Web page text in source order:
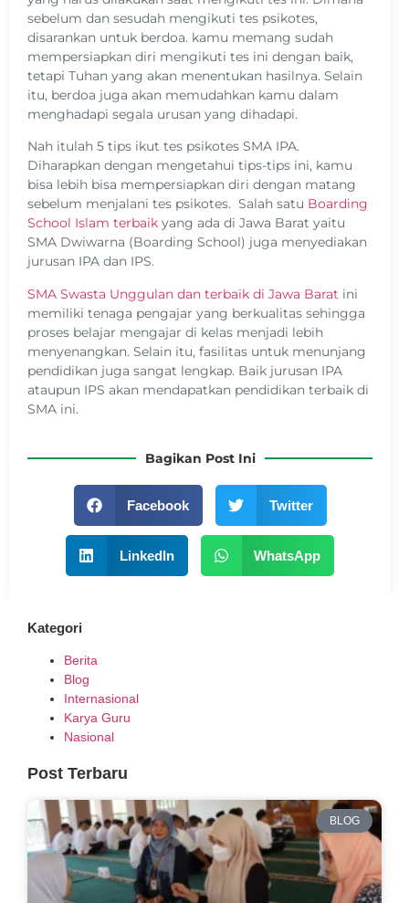
sebelum dan sesudah mengikuti tes psikotes,
disarankan untuk berdoa. kamu memang sudah
mempersiapkan diri mengikuti tes ini dengan baik,
tetapi Tuhan yang akan menentukan hasilnya. Selain
itu, berdoa juga akan memudahkan kamu dalam
menghadapi segala urusan yang dihadapi.
Nah itulah 5 tips ikut tes psikotes SMA IPA.
Diharapkan dengan mengetahui tips-tips ini, kamu
bisa lebih bisa mempersiapkan diri dengan matang
sebelum menjalani tes psikotes. Salah satu Boarding
School Islam terbaik yang ada di Jawa Barat yaitu
SMA Dwiwarna (Boarding School) juga menyediakan
jurusan IPA dan IPS.
SMA Swasta Unggulan dan terbaik di Jawa Barat ini
memiliki tenaga pengajar yang berkualitas sehingga
proses belajar mengajar di kelas menjadi lebih
menyenangkan. Selain itu, fasilitas untuk menunjang
pendidikan juga sangat lengkap. Baik jurusan IPA
ataupun IPS akan mendapatkan pendidikan terbaik di
SMA ini.
Bagikan Post Ini
Facebook Twitter
LinkedIn WhatsApp
Kategori
Berita
Blog
Internasional
Karya Guru
Nasional
Post Terbaru
BLOG